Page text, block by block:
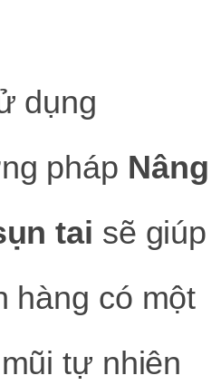
dụng
pháp Nâng
tai sẽ giúp
hàng có một
tự nhiên